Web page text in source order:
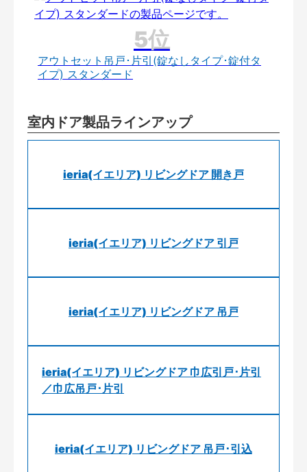
アウトセット吊戸･片引(錠なしタイプ･錠付タ
イプ) スタンダード
室内ドア製品ラインアップ
ieria(イエリア) リビングドア 開き戸
ieria(イエリア) リビングドア 引戸
ieria(イエリア) リビングドア 吊戸
ieria(イエリア) リビングドア 巾広引戸･片引
／巾広吊戸･片引
ieria(イエリア) リビングドア 吊戸･引込